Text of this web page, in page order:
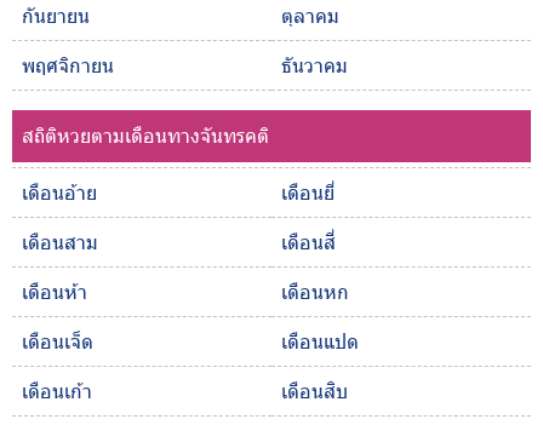
กันยายน
ตุลาคม
พฤศจิกายน
ธันวาคม
สถิติหวยตามเดือนทางจันทรคติ
เดือนอ้าย
เดือนยี่
เดือนสาม
เดือนสี่
เดือนห้า
เดือนหก
เดือนเจ็ด
เดือนแปด
เดือนเก้า
เดือนสิบ